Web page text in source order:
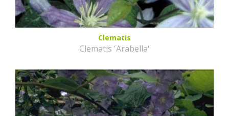
Clematis
Clematis 'Arabella'